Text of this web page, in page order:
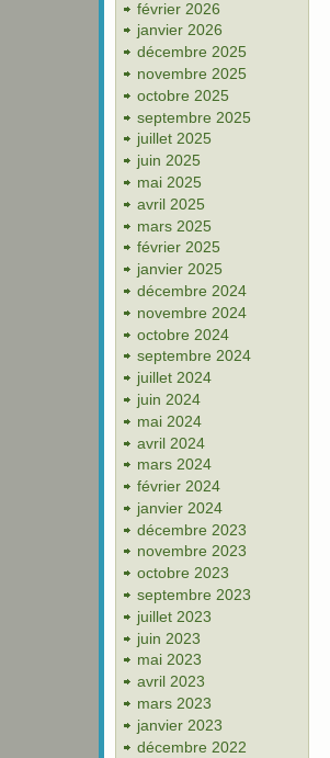
février 2026
janvier 2026
décembre 2025
novembre 2025
octobre 2025
septembre 2025
juillet 2025
juin 2025
mai 2025
avril 2025
mars 2025
février 2025
janvier 2025
décembre 2024
novembre 2024
octobre 2024
septembre 2024
juillet 2024
juin 2024
mai 2024
avril 2024
mars 2024
février 2024
janvier 2024
décembre 2023
novembre 2023
octobre 2023
septembre 2023
juillet 2023
juin 2023
mai 2023
avril 2023
mars 2023
janvier 2023
décembre 2022